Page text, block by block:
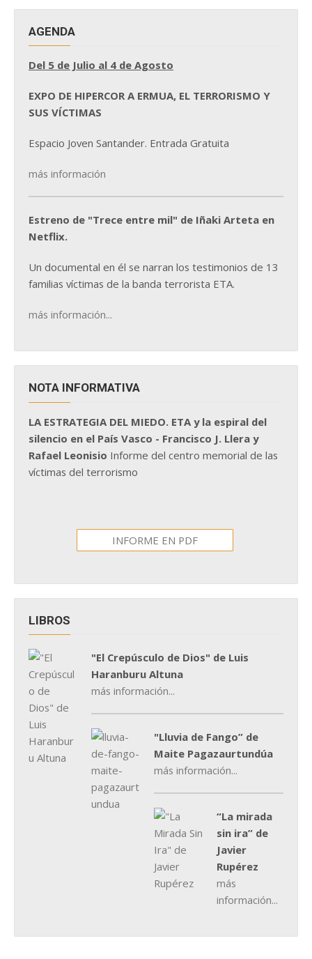
AGENDA
Del 5 de Julio al 4 de Agosto
EXPO DE HIPERCOR A ERMUA, EL TERRORISMO Y
SUS VÍCTIMAS
Espacio Joven Santander. Entrada Gratuita
más información
Estreno de "Trece entre mil" de Iñaki Arteta en
Netflix.
Un documental en él se narran los testimonios de 13
familias víctimas de la banda terrorista ETA.
más información...
NOTA INFORMATIVA
LA ESTRATEGIA DEL MIEDO. ETA y la espiral del
silencio en el País Vasco - Francisco J. Llera y
Rafael Leonisio Informe del centro memorial de las
víctimas del terrorismo
INFORME EN PDF
LIBROS
"El Crepúsculo de Dios" de Luis
Haranburu Altuna
más información...
"Lluvia de Fango” de
Maite Pagazaurtundúa
más información...
“La mirada
sin ira” de
Javier
Rupérez
más
información...